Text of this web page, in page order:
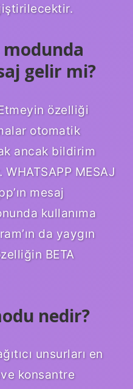
modunda
gelir mi?
özelliği
otomatik
ancak bildirim
MESAJ
mesaj
kullanıma
da yaygın
BETA
nedir?
unsurları en
konsantre